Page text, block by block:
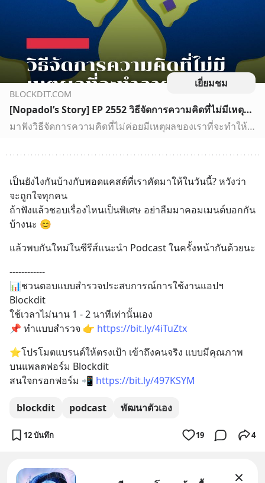
เยี่ยมชม
BLOCKDIT.COM
[Nopadol’s Story] EP 2552 วิธีจัดการความคิดที่ไม่มีเหตุผลที่จะทำลายชีวิตเรา ตอนที่ 1 มาฟังวิธีจัดการความคิดที่ไม่ค่อยมีเหตุผลของเราที่จะทำให้เราเป็นทุกข์โดยไม่จำเป็นกันครับ ผมรีวิวไว้เป็นตอนแรกครับ
มาฟังวิธีจัดการความคิดที่ไม่ค่อยมีเหตุผลของเราที่จะทำให้เราเป็นทุกข์โดยไม่จำเป็นกันครับ ผมรีวิวไว้เป็นตอนแรกครับ
เป็นยังไงกันบ้างกับพอดแคสต์ที่เราคัดมาให้ในวันนี้? หวังว่า
จะถูกใจทุกคน
ถ้าฟังแล้วชอบเรื่องไหนเป็นพิเศษ อย่าลืมมาคอมเมนต์บอกกัน
บ้างนะ 😊
แล้วพบกันใหม่ในซีรีส์แนะนำ Podcast ในครั้งหน้ากันด้วยนะ
------------
📊ชวนตอบแบบสำรวจประสบการณ์การใช้งานแอปฯ
Blockdit
ใช้เวลาไม่นาน 1 - 2 นาทีเท่านั้นเอง
📌 ทำแบบสำรวจ 👉 https://bit.ly/4iTuZtx
⭐️โปรโมตแบรนด์ให้ตรงเป้า เข้าถึงคนจริง แบบมีคุณภาพ
บนแพลตฟอร์ม Blockdit
สนใจกรอกฟอร์ม 📲 https://bit.ly/497KSYM
blockdit podcast พัฒนาตัวเอง
12 บันทึก 19 4